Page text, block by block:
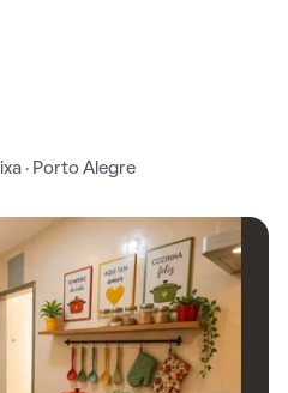
· Porto Alegre